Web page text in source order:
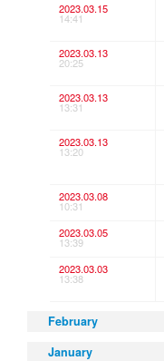
2023.03.15
14:41
2023.03.13
20:25
2023.03.13
13:31
2023.03.13
13:20
2023.03.08
10:31
2023.03.05
13:39
2023.03.03
13:38
February
January